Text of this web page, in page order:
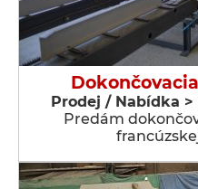
Prodej / Nabídka
Predám